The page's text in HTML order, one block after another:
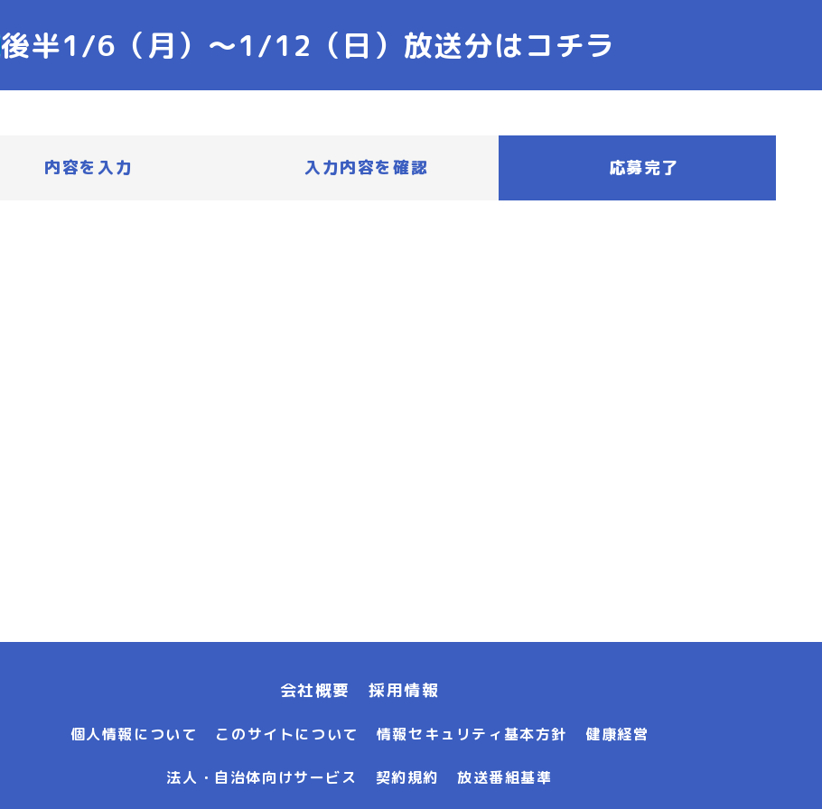
後半1/6（月）〜1/12（日）放送分はコチラ
内容を入力 入力内容を確認 応募完了
会社概要 採用情報
個人情報について このサイトについて 情報セキュリティ基本方針 健康経営
法人・自治体向けサービス 契約規約 放送番組基準